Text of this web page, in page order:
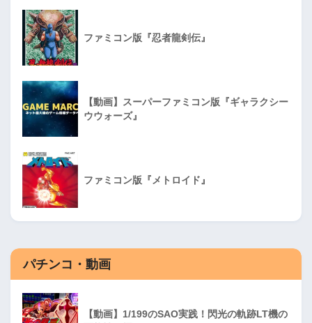
ファミコン版『忍者龍剣伝』
【動画】スーパーファミコン版『ギャラクシー
ウウォーズ』
ファミコン版『メトロイド』
パチンコ・動画
【動画】1/199のSAO実践！閃光の軌跡LT機の